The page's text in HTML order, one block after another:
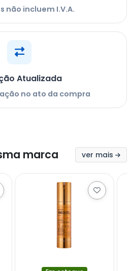
não incluem I.V.A.
Atualizada
no ato da compra
marca ver mais